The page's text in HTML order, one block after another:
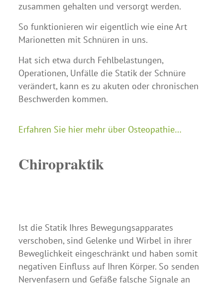
zusammen gehalten und versorgt werden.
So funktionieren wir eigentlich wie eine Art
Marionetten mit Schnüren in uns.
Hat sich etwa durch Fehlbelastungen,
Operationen, Unfälle die Statik der Schnüre
verändert, kann es zu akuten oder chronischen
Beschwerden kommen.
Erfahren Sie hier mehr über Osteopathie…
Chiropraktik
Ist die Statik Ihres Bewegungsapparates
verschoben, sind Gelenke und Wirbel in ihrer
Beweglichkeit eingeschränkt und haben somit
negativen Einfluss auf Ihren Körper. So senden
Nervenfasern und Gefäße falsche Signale an